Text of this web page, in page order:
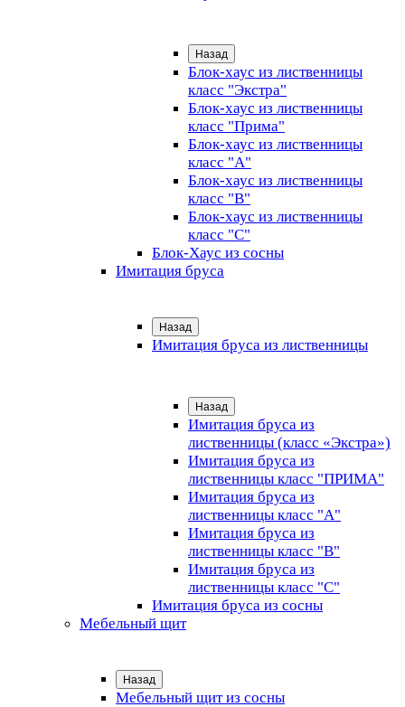
Назад
Блок-хаус из лиственницы
класс "Экстра"
Блок-хаус из лиственницы
класс "Прима"
Блок-хаус из лиственницы
класс "А"
Блок-хаус из лиственницы
класс "B"
Блок-хаус из лиственницы
класс "C"
Блок-Хаус из сосны
Имитация бруса
Назад
Имитация бруса из лиственницы
Назад
Имитация бруса из
лиственницы (класс «Экстра»)
Имитация бруса из
лиственницы класс "ПРИМА"
Имитация бруса из
лиственницы класс "А"
Имитация бруса из
лиственницы класс "B"
Имитация бруса из
лиственницы класс "C"
Имитация бруса из сосны
Мебельный щит
Назад
Мебельный щит из сосны